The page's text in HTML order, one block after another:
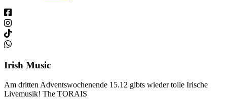
Irish Music
Am dritten Adventswochenende 15.12 gibts wieder tolle Irische
Livemusik! The TORAIS